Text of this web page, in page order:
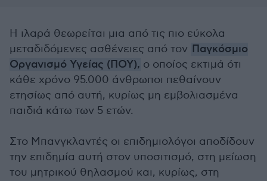
Η ιλαρά θεωρείται μια από τις πιο εύκολα
μεταδιδόμενες ασθένειες από τον Παγκόσμιο
Οργανισμό Υγείας (ΠΟΥ), ο οποίος εκτιμά ότι
κάθε χρόνο 95.000 άνθρωποι πεθαίνουν
ετησίως από αυτή, κυρίως μη εμβολιασμένα
παιδιά κάτω των 5 ετών.
Στο Μπανγκλαντές οι επιδημιολόγοι αποδίδουν
την επιδημία αυτή στον υποσιτισμό, στη μείωση
του μητρικού θηλασμού και, κυρίως, στη